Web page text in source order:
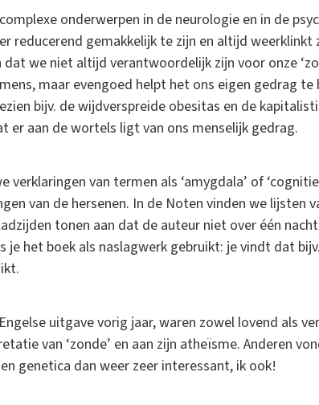
onderwerpen in de neurologie en in de
reducerend gemakkelijk te zijn en altijd weerklinkt
we niet altijd verantwoordelijk zijn voor onze
maar evengoed helpt het ons eigen gedrag te
bijv. de wijdverspreide obesitas en de
er aan de wortels ligt van ons menselijk gedrag.
verklaringen van termen als ‘amygdala’ of
van de hersenen. In de Noten vinden we lijsten
tonen aan dat de auteur niet over één
je het boek als naslagwerk gebruikt: je vindt dat
uitgave vorig jaar, waren zowel lovend als
van ‘zonde’ en aan zijn atheïsme. Anderen
genetica dan weer zeer interessant, ik ook!